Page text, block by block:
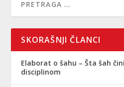
SKORAŠNJI ČLANCI
Elaborat o šahu – Šta šah
disciplinom